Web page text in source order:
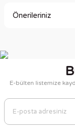
Önerileriniz
Görüş ve
Ürün resmi
Ürün
Ürün
E-bülten listemize